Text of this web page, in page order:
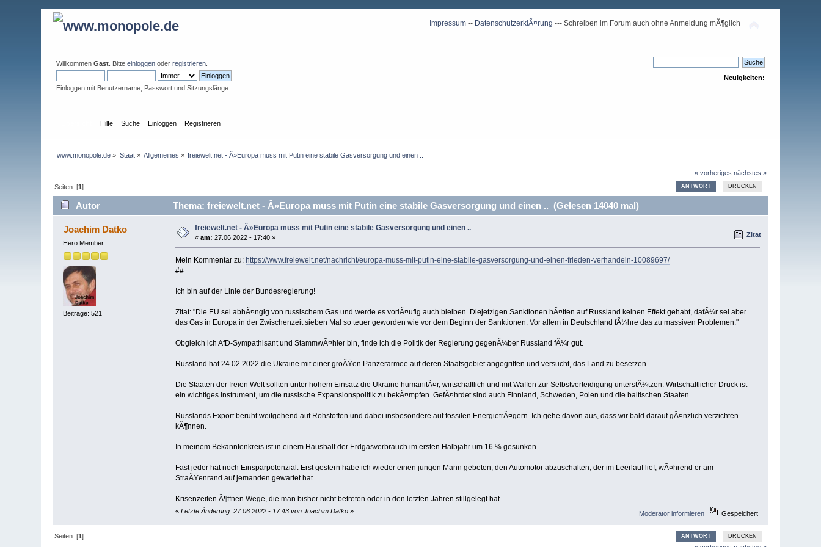
Impressum -- DatenschutzerklÃ¤rung --- Schreiben im Forum auch ohne Anmeldung mÃ¶glich
WillkommenGast . Bitteeinloggen oderregistrieren
Einloggen mit Benutzername, Passwort und Sitzungslänge
Neuigkeiten:
Hilfe Suche Einloggen Registrieren
www.monopole.de » Staat» Allgemeines » freiewelt.net - Â»Europa muss mit Putin eine stabile Gasversorgung und einen ..
« vorheriges nächstes »
ANTWORT DRUCKEN
Seiten: [1]
Autor Thema: freiewelt.net - Â»Europa muss mit Putin eine stabile Gasversorgung und einen .. (Gelesen 14040 mal)
Joachim Datko
Hero Member
Beiträge: 521
freiewelt.net - Â»Europa muss mit Putin eine stabile Gasversorgung und einen ..
«am: 27.06.2022 - 17:40 » Zitat
Mein Kommentar zu: https://www.freiewelt.net/nachricht/europa-muss-mit-putin-eine-stabile-gasversorgung-und-einen-frieden-verhandeln-10089697/
##
Ich bin auf der Linie der Bundesregierung!
Zitat: "Die EU sei abhÃ¤ngig von russischem Gas und werde es vorlÃ¤ufig auch bleiben. Diejetzigen Sanktionen hÃ¤tten auf Russland keinen Effekt gehabt, dafÃ¼r sei aber
das Gas in Europa in der Zwischenzeit sieben Mal so teuer geworden wie vor dem Beginn der Sanktionen. Vor allem in Deutschland fÃ¼hre das zu massiven Problemen."
Obgleich ich AfD-Sympathisant und StammwÃ¤hler bin, finde ich die Politik der Regierung gegenÃ¼ber Russland fÃ¼r gut.
Russland hat 24.02.2022 die Ukraine mit einer groÃŸen Panzerarmee auf deren Staatsgebiet angegriffen und versucht, das Land zu besetzen.
Die Staaten der freien Welt sollten unter hohem Einsatz die Ukraine humanitÃ¤r, wirtschaftlich und mit Waffen zur Selbstverteidigung unterstÃ¼tzen. Wirtschaftlicher Druck ist
ein wichtiges Instrument, um die russische Expansionspolitik zu bekÃ¤mpfen. GefÃ¤hrdet sind auch Finnland, Schweden, Polen und die baltischen Staaten.
Russlands Export beruht weitgehend auf Rohstoffen und dabei insbesondere auf fossilen EnergietrÃ¤gern. Ich gehe davon aus, dass wir bald darauf gÃ¤nzlich verzichten
kÃ¶nnen.
In meinem Bekanntenkreis ist in einem Haushalt der Erdgasverbrauch im ersten Halbjahr um 16 % gesunken.
Fast jeder hat noch Einsparpotenzial. Erst gestern habe ich wieder einen jungen Mann gebeten, den Automotor abzuschalten, der im Leerlauf lief, wÃ¤hrend er am
StraÃŸenrand auf jemanden gewartet hat.
Krisenzeiten Ã¶ffnen Wege, die man bisher nicht betreten oder in den letzten Jahren stillgelegt hat.
« Letzte Änderung: 27.06.2022 - 17:43 von Joachim Datko» Moderator informieren Gespeichert
ANTWORT DRUCKEN
Seiten: [1]